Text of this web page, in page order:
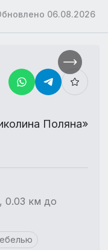
06.08.2026
Поляна»
0.03 км до